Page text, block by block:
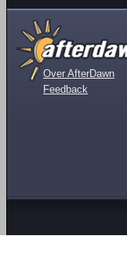
Over AfterDawn
Feedback